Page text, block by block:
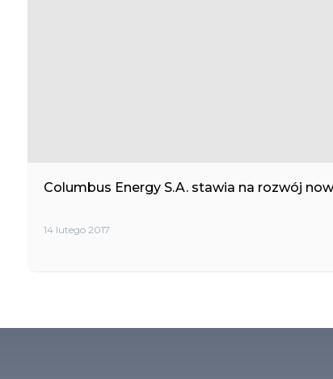
Columbus Energy S.A. stawia na rozwój
14 lutego 2017